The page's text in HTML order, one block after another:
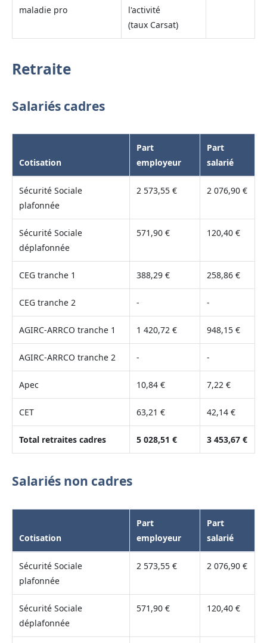
maladie pro
l'activité
(taux Carsat)
Retraite
Salariés cadres
Cotisation
Part
employeur
Part
salarié
Sécurité Sociale
plafonnée
2 573,55 € 2 076,90 €
Sécurité Sociale
déplafonnée
571,90 € 120,40 €
CEG tranche 1 388,29 € 258,86 €
CEG tranche 2 - -
AGIRC-ARRCO tranche 1 1 420,72 € 948,15 €
AGIRC-ARRCO tranche 2 - -
Apec 10,84 € 7,22 €
CET 63,21 € 42,14 €
Total retraites cadres 5 028,51 € 3 453,67 €
Salariés non cadres
Cotisation
Part
employeur
Part
salarié
Sécurité Sociale
plafonnée
2 573,55 € 2 076,90 €
Sécurité Sociale
déplafonnée
571,90 € 120,40 €